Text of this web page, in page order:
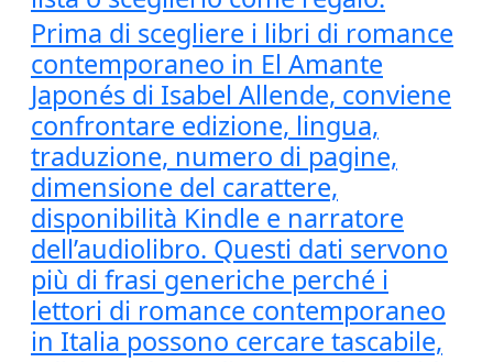
Prima di scegliere i libri di romance
contemporaneo in El Amante
Japonés di Isabel Allende, conviene
confrontare edizione, lingua,
traduzione, numero di pagine,
dimensione del carattere,
disponibilità Kindle e narratore
dell’audiolibro. Questi dati servono
più di frasi generiche perché i
lettori di romance contemporaneo
in Italia possono cercare tascabile,